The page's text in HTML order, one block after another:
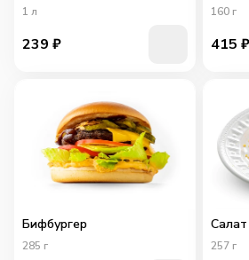
1 л
239 ₽
160 г
415 ₽
Бифбургер
285 г 257 г